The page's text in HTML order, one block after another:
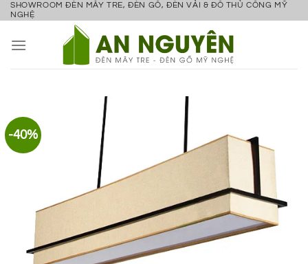
Bỏ
nội
SHOWROOM ĐÈN MÂY TRE, ĐÈN GỖ, ĐÈN VẢI & ĐỒ THỦ CÔNG MỸ
NGHỆ
-40%